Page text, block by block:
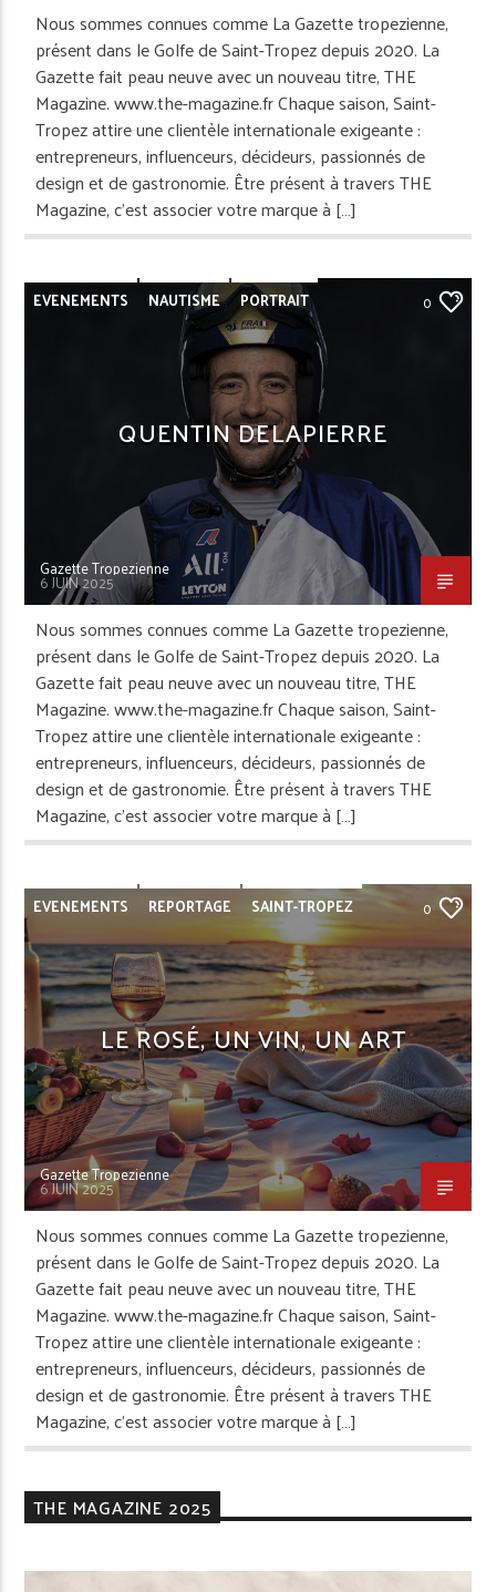
Nous sommes connues comme La Gazette tropezienne,
présent dans le Golfe de Saint-Tropez depuis 2020. La
Gazette fait peau neuve avec un nouveau titre, THE
Magazine. www.the-magazine.fr Chaque saison, Saint-
Tropez attire une clientèle internationale exigeante :
entrepreneurs, influenceurs, décideurs, passionnés de
design et de gastronomie. Être présent à travers THE
Magazine, c’est associer votre marque à […]
EVENEMENTS NAUTISME
PORTRAIT
SAINT-TROPEZ
0
QUENTIN DELAPIERRE
Gazette Tropezienne
6 JUIN 2025
Nous sommes connues comme La Gazette tropezienne,
présent dans le Golfe de Saint-Tropez depuis 2020. La
Gazette fait peau neuve avec un nouveau titre, THE
Magazine. www.the-magazine.fr Chaque saison, Saint-
Tropez attire une clientèle internationale exigeante :
entrepreneurs, influenceurs, décideurs, passionnés de
design et de gastronomie. Être présent à travers THE
Magazine, c’est associer votre marque à […]
EVENEMENTS REPORTAGE SAINT-TROPEZ 0
LE ROSÉ, UN VIN, UN ART
Gazette Tropezienne
6 JUIN 2025
Nous sommes connues comme La Gazette tropezienne,
présent dans le Golfe de Saint-Tropez depuis 2020. La
Gazette fait peau neuve avec un nouveau titre, THE
Magazine. www.the-magazine.fr Chaque saison, Saint-
Tropez attire une clientèle internationale exigeante :
entrepreneurs, influenceurs, décideurs, passionnés de
design et de gastronomie. Être présent à travers THE
Magazine, c’est associer votre marque à […]
THE MAGAZINE 2025